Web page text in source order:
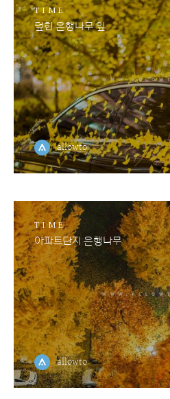
TIME
덮힌 은행나무 잎
allowto
TIME
아파트단지 은행나무
allowto